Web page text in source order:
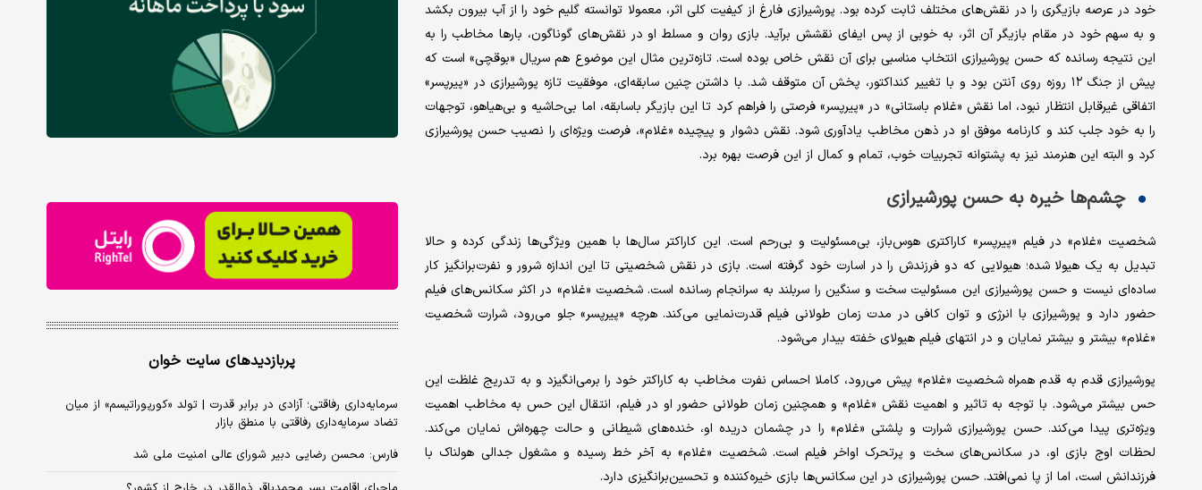
خود در عرصه بازیگری را در نقش‌های مختلف ثابت کرده بود. پورشیرازی فارغ از کیفیت کلی اثر، معمولا توانسته گلیم خود را از آب بیرون بکشد
و به سهم خود در مقام بازیگر آن اثر، به خوبی از پس ایفای نقشش برآید. بازی روان و مسلط او در نقش‌های گوناگون، بارها مخاطب را به
این نتیجه رسانده که حسن پورشیرازی انتخاب مناسبی برای آن نقش خاص بوده است. تازه‌ترین مثال این موضوع هم سریال «بوقچی» است که
پیش از جنگ ۱۲ روزه روی آنتن بود و با تغییر کنداکتور، پخش آن متوقف شد. با داشتن چنین سابقه‌ای، موفقیت تازه پورشیرازی در «پیرپسر»
اتفاقی غیرقابل انتظار نبود، اما نقش «غلام باستانی» در «پیرپسر» فرصتی را فراهم کرد تا این بازیگر باسابقه، اما بی‌حاشیه و بی‌هیاهو، توجهات
را به خود جلب کند و کارنامه موفق او در ذهن مخاطب یادآوری شود. نقش دشوار و پیچیده «غلام»، فرصت ویژه‌ای را نصیب حسن پورشیرازی
کرد و البته این هنرمند نیز به پشتوانه تجربیات خوب، تمام و کمال از این فرصت بهره برد.
چشم‌ها خیره به حسن پورشیرازی
شخصیت «غلام» در فیلم «پیرپسر» کاراکتری هوس‌باز، بی‌مسئولیت و بی‌رحم است. این کاراکتر سال‌ها با همین ویژگی‌ها زندگی کرده و حالا
تبدیل به یک هیولا شده؛ هیولایی که دو فرزندش را در اسارت خود گرفته است. بازی در نقش شخصیتی تا این اندازه شرور و نفرت‌برانگیز کار
ساده‌ای نیست و حسن پورشیرازی این مسئولیت سخت و سنگین را سربلند به سرانجام رسانده است. شخصیت «غلام» در اکثر سکانس‌های فیلم
حضور دارد و پورشیرازی با انرژی و توان کافی در مدت زمان طولانی فیلم قدرت‌نمایی می‌کند. هرچه «پیرپسر» جلو می‌رود، شرارت شخصیت
«غلام» بیشتر و بیشتر نمایان و در انتهای فیلم هیولای خفته بیدار می‌شود.
پورشیرازی قدم به قدم همراه شخصیت «غلام» پیش می‌رود، کاملا احساس نفرت مخاطب به کاراکتر خود را برمی‌انگیزد و به تدریج غلظت این
حس بیشتر می‌شود. با توجه به تاثیر و اهمیت نقش «غلام» و همچنین زمان طولانی حضور او در فیلم، انتقال این حس به مخاطب اهمیت
ویژه‌تری پیدا می‌کند. حسن پورشیرازی شرارت و پلشتی «غلام» را در چشمان دریده او، خنده‌های شیطانی و حالت چهره‌اش نمایان می‌کند.
لحظات اوج بازی او، در سکانس‌های سخت و پرتحرک اواخر فیلم است. شخصیت «غلام» به آخر خط رسیده و مشغول جدالی هولناک با
فرزندانش است، اما از پا نمی‌افتد. حسن پورشیرازی در این سکانس‌ها بازی خیره‌کننده و تحسین‌برانگیزی دارد.
پربازدیدهای سایت خوان
سرمایه‌داری رفاقتی؛ آزادی در برابر قدرت | تولد «کورپوراتیسم» از میان
تضاد سرمایه‌داری رفاقتی با منطق بازار
فارس: محسن رضایی دبیر شورای عالی امنیت ملی شد